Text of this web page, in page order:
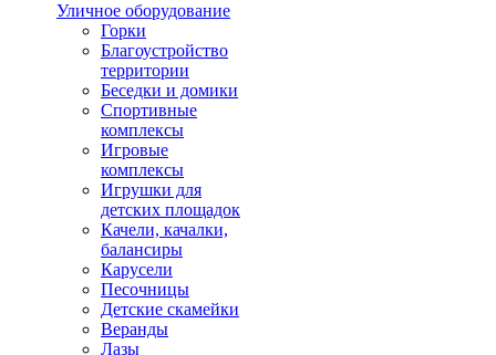
Уличное оборудование
Горки
Благоустройство
территории
Беседки и домики
Спортивные
комплексы
Игровые
комплексы
Игрушки для
детских площадок
Качели, качалки,
балансиры
Карусели
Песочницы
Детские скамейки
Веранды
Лазы